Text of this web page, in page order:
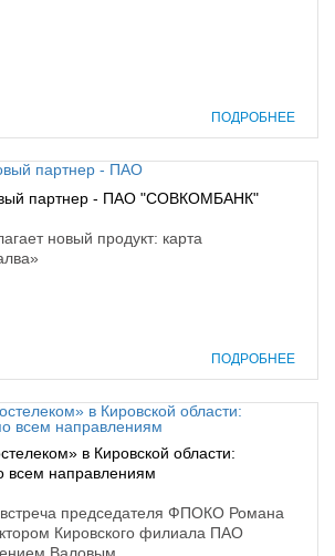
ПОДРОБНЕЕ
партнер - ПАО "СОВКОМБАНК"
новый продукт: карта
ПОДРОБНЕЕ
в Кировской области:
всем направлениям
председателя ФПОКО Романа
Кировского филиала ПАО
Валовым